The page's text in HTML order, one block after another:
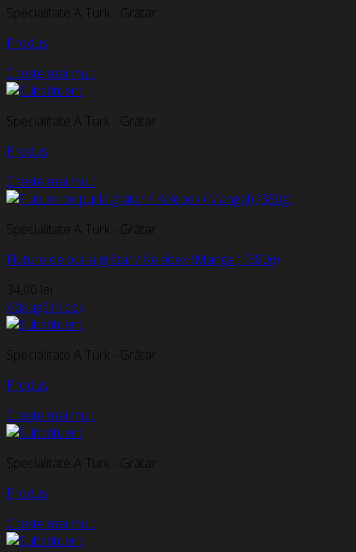
Specialitate A Turk - Grătar
Produs
Citește mai mult
Specialitate A Turk - Grătar
Produs
Citește mai mult
Specialitate A Turk - Grătar
Fluture de pui la grătar / Kelebek (Mangal) (380g)
34,00 lei
Adaugă în coș
Specialitate A Turk - Grătar
Produs
Citește mai mult
Specialitate A Turk - Grătar
Produs
Citește mai mult